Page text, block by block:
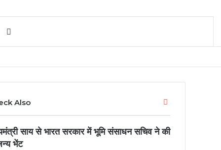
Also Close
साय से भारत सरकार में भूमि संसाधन सचिव ने की
भेंट